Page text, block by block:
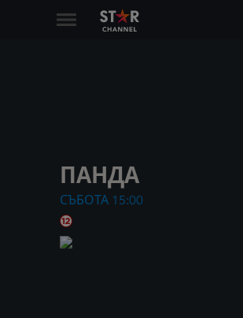
ПАНДА
СЪБОТА 15:00